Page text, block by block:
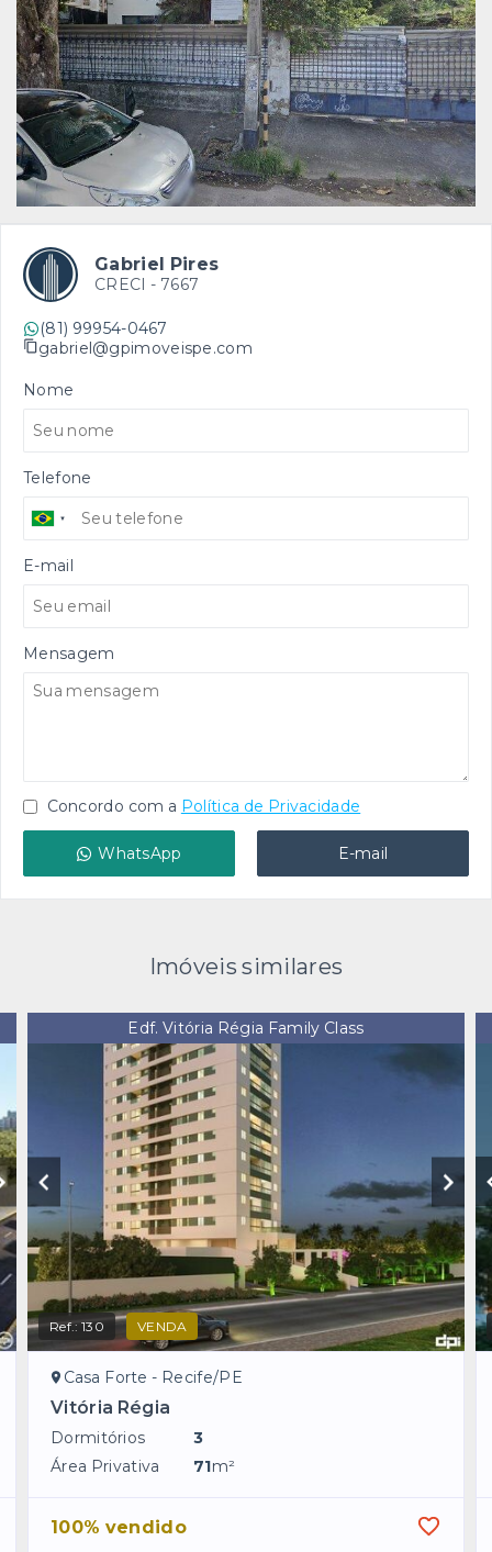
Gabriel Pires
CRECI - 7667
(81) 99954-0467
gabriel@gpimoveispe.com
Nome
Telefone
E-mail
Mensagem
Concordo com a Política de Privacidade
WhatsApp E-mail
Imóveis similares
Edf. Vitória Régia Family Class
Ref.:130 VENDA
Casa Forte - Recife/PE
Vitória Régia
Dormitórios
3
Área Privativa
71m²
100% vendido